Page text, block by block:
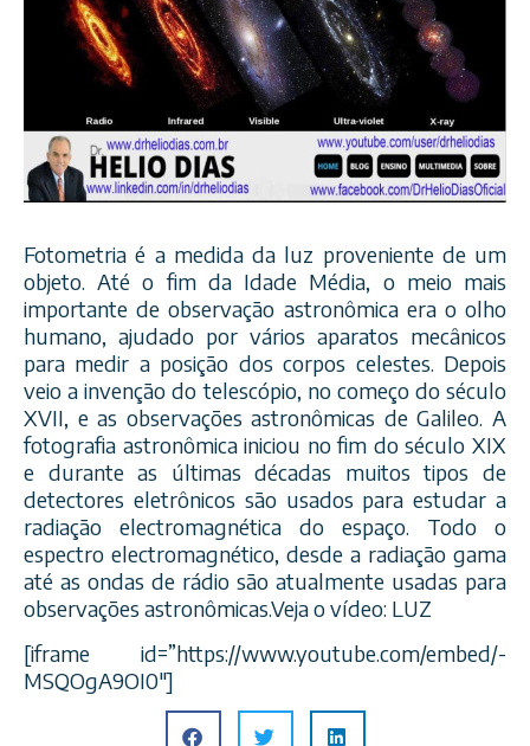
Fotometria é a medida da luz proveniente de um
objeto. Até o fim da Idade Média, o meio mais
importante de observação astronômica era o olho
humano, ajudado por vários aparatos mecânicos
para medir a posição dos corpos celestes. Depois
veio a invenção do telescópio, no começo do século
XVII, e as observações astronômicas de Galileo. A
fotografia astronômica iniciou no fim do século XIX
e durante as últimas décadas muitos tipos de
detectores eletrônicos são usados para estudar a
radiação electromagnética do espaço. Todo o
espectro electromagnético, desde a radiação gama
até as ondas de rádio são atualmente usadas para
observações astronômicas.Veja o vídeo: LUZ
[iframe id=”https://www.youtube.com/embed/-
MSQOgA9OI0″]